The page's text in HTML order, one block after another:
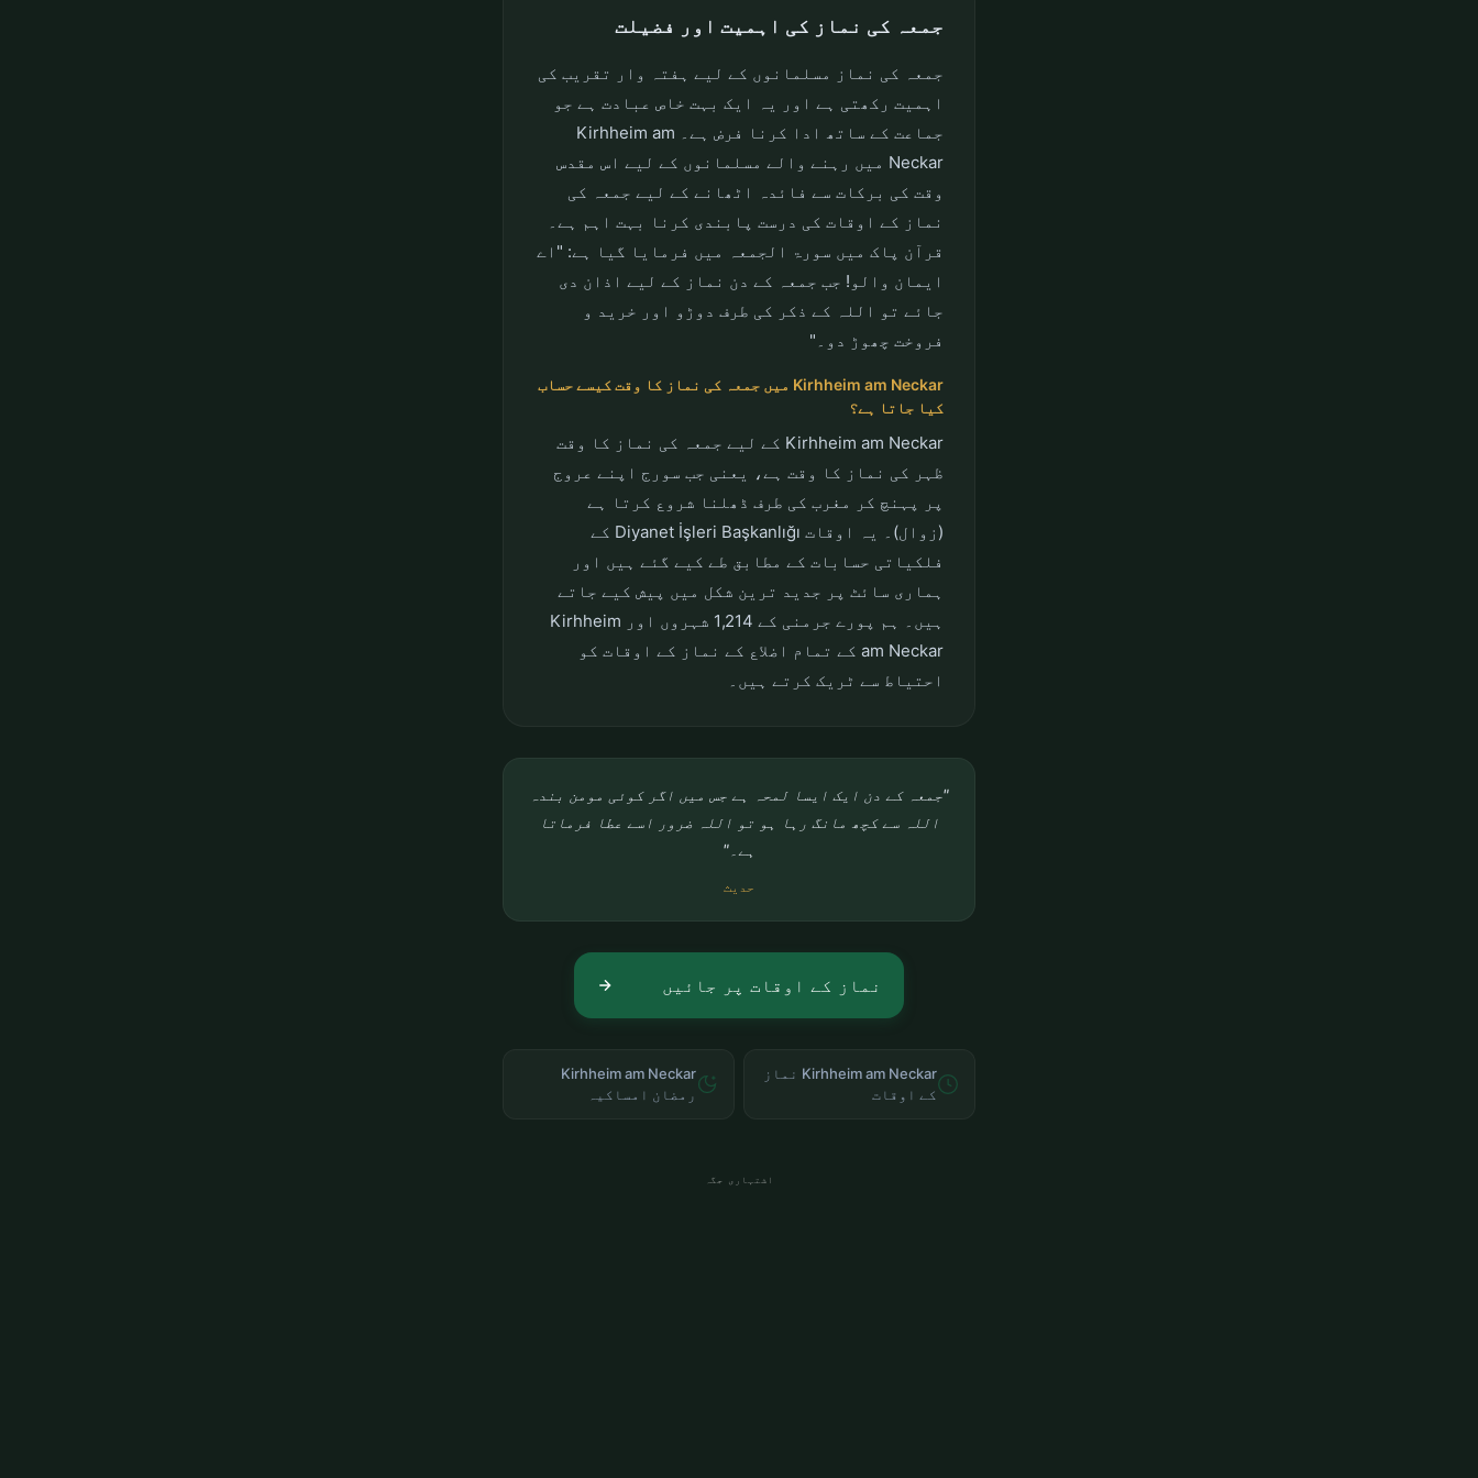
جمعہ کی نماز کی اہمیت اور فضیلت
جمعہ کی نماز مسلمانوں کے لیے ہفتہ وار تقریب کی
اہمیت رکھتی ہے اور یہ ایک بہت خاص عبادت ہے جو
جماعت کے ساتھ ادا کرنا فرض ہے۔ Kirhheim am
Neckar میں رہنے والے مسلمانوں کے لیے اس مقدس
وقت کی برکات سے فائدہ اٹھانے کے لیے جمعہ کی
نماز کے اوقات کی درست پابندی کرنا بہت اہم ہے۔
قرآن پاک میں سورۃ الجمعہ میں فرمایا گیا ہے: "اے
ایمان والو! جب جمعہ کے دن نماز کے لیے اذان دی
جائے تو اللہ کے ذکر کی طرف دوڑو اور خرید و
فروخت چھوڑ دو۔"
Kirhheim am Neckar میں جمعہ کی نماز کا وقت کیسے حساب
کیا جاتا ہے؟
Kirhheim am Neckar کے لیے جمعہ کی نماز کا وقت
ظہر کی نماز کا وقت ہے، یعنی جب سورج اپنے عروج
پر پہنچ کر مغرب کی طرف ڈھلنا شروع کرتا ہے
(زوال)۔ یہ اوقات Diyanet İşleri Başkanlığı کے
فلکیاتی حسابات کے مطابق طے کیے گئے ہیں اور
ہماری سائٹ پر جدید ترین شکل میں پیش کیے جاتے
ہیں۔ ہم پورے جرمنی کے 1,214 شہروں اور Kirhheim
am Neckar کے تمام اضلاع کے نماز کے اوقات کو
احتیاط سے ٹریک کرتے ہیں۔
"جمعہ کے دن ایک ایسا لمحہ ہے جس میں اگر کوئی مومن بندہ
اللہ سے کچھ مانگ رہا ہو تو اللہ ضرور اسے عطا فرماتا
ہے۔"
حدیث
نماز کے اوقات پر جائیں
Kirhheim am Neckar نماز
کے اوقات
Kirhheim am Neckar
رمضان امساکیہ
اشتہاری جگہ